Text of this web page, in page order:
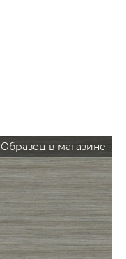
Образец в магазине